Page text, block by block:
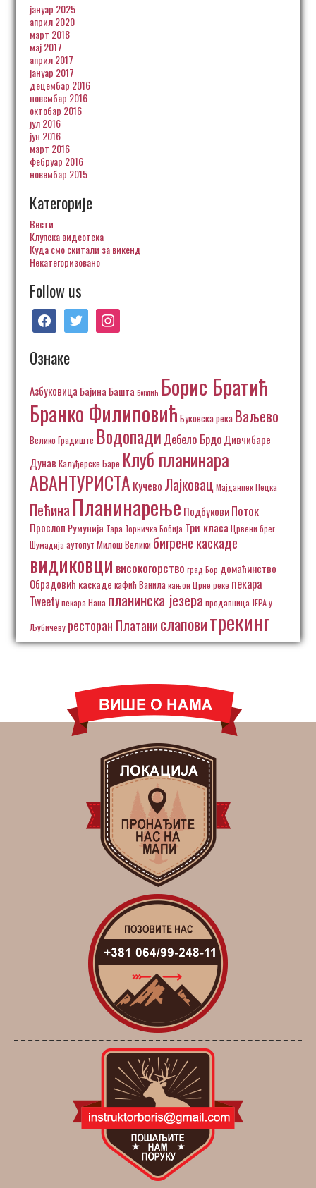
јануар 2025
април 2020
март 2018
мај 2017
април 2017
јануар 2017
децембар 2016
новембар 2016
октобар 2016
јул 2016
јун 2016
март 2016
фебруар 2016
новембар 2015
Категорије
Вести
Клупска видеотека
Куда смо скитали за викенд
Некатегоризовано
Follow us
facebooktwitter instagram
Ознаке
Азбуковица Бајина Башта Богатић Борис Братић
Бранко Филиповић Буковска река Ваљево
Велико Градиште Водопади Дебело БрдоДивчибаре
Дунав Калуђерске Баре Клуб планинара
АВАНТУРИСТА Кучево Лајковац Мајданпек Пецка
Пећина Планинарење ПодбуковиПоток
Прослоп Румунија Тара Торничка Бобија Три класа Црвени брег
Шумадија аутопут Милош Велики бигрене каскаде
видиковци високогорство град Бор домаћинство
Обрадовић каскаде кафић Ванилакањон Црне реке пекара
Tweetyпекара Нана планинска језера продавница ЈЕРА у
Љубичеву ресторан Платанислаповитрекинг